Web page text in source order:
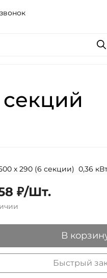
х 290 (6 секции) 0,36
₽/Шт.
В
Быстрый